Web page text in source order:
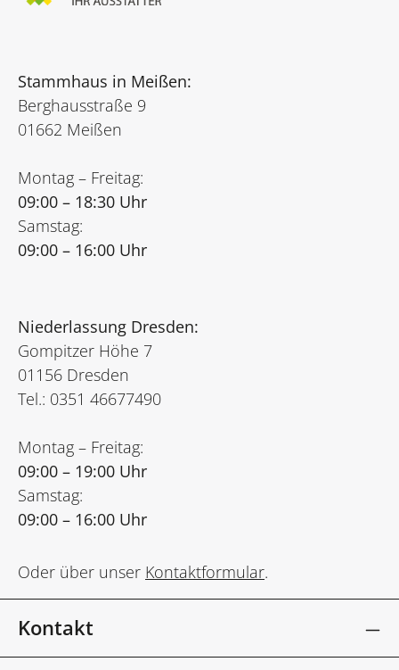
Stammhaus in Meißen:
Berghausstraße 9
01662 Meißen
Montag – Freitag:
09:00 – 18:30 Uhr
Samstag:
09:00 – 16:00 Uhr
Niederlassung Dresden:
Gompitzer Höhe 7
01156 Dresden
Tel.: 0351 46677490
Montag – Freitag:
09:00 – 19:00 Uhr
Samstag:
09:00 – 16:00 Uhr
Oder über unser Kontaktformular.
Kontakt